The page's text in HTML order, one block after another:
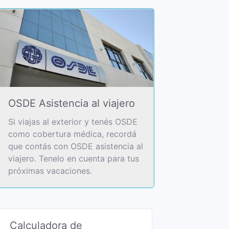
OSDE Asistencia al viajero
Si viajas al exterior y tenés OSDE
como cobertura médica, recordá
que contás con OSDE asistencia al
viajero. Tenelo en cuenta para tus
próximas vacaciones.
Calculadora de